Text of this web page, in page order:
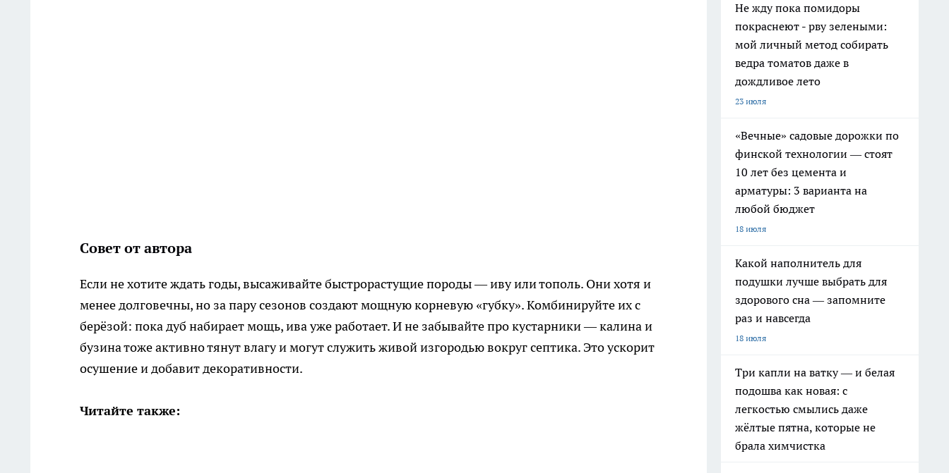
Совет от автора
Если не хотите ждать годы, высаживайте быстрорастущие породы — иву или тополь. Они хотя и
менее долговечны, но за пару сезонов создают мощную корневую «губку». Комбинируйте их с
берёзой: пока дуб набирает мощь, ива уже работает. И не забывайте про кустарники — калина и
бузина тоже активно тянут влагу и могут служить живой изгородью вокруг септика. Это ускорит
осушение и добавит декоративности.
Читайте также:
Не жду пока помидоры
покраснеют - рву зелеными:
мой личный метод собирать
ведра томатов даже в
дождливое лето
23 июля
«Вечные» садовые дорожки по
финской технологии — стоят
10 лет без цемента и
арматуры: 3 варианта на
любой бюджет
18 июля
Какой наполнитель для
подушки лучше выбрать для
здорового сна — запомните
раз и навсегда
18 июля
Три капли на ватку — и белая
подошва как новая: с
легкостью смылись даже
жёлтые пятна, которые не
брала химчистка